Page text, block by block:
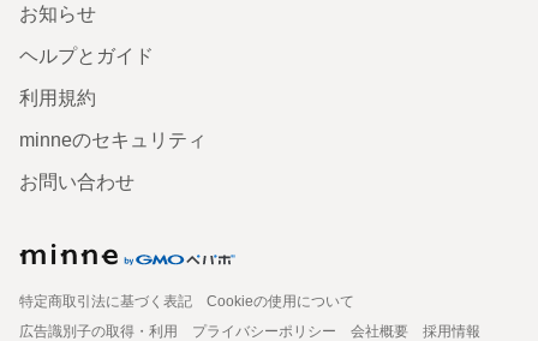
お知らせ
ヘルプとガイド
利用規約
minneのセキュリティ
お問い合わせ
特定商取引法に基づく表記
Cookieの使用について
広告識別子の取得・利用
プライバシーポリシー 会社概要
採用情報